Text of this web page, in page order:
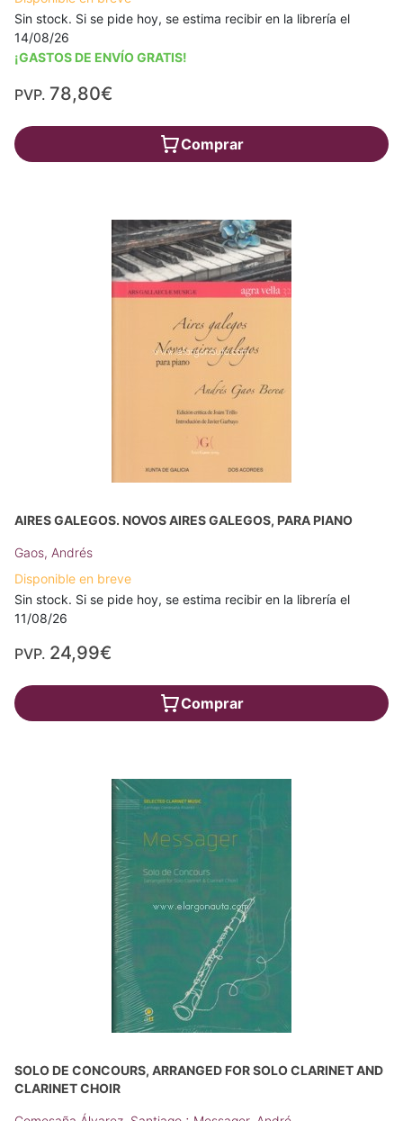
Sin stock. Si se pide hoy, se estima recibir en la librería el
14/08/26
¡GASTOS DE ENVÍO GRATIS!
PVP. 78,80€
Comprar
AIRES GALEGOS. NOVOS AIRES GALEGOS, PARA PIANO
Gaos, Andrés
Disponible en breve
Sin stock. Si se pide hoy, se estima recibir en la librería el
11/08/26
PVP. 24,99€
Comprar
SOLO DE CONCOURS, ARRANGED FOR SOLO CLARINET AND
CLARINET CHOIR